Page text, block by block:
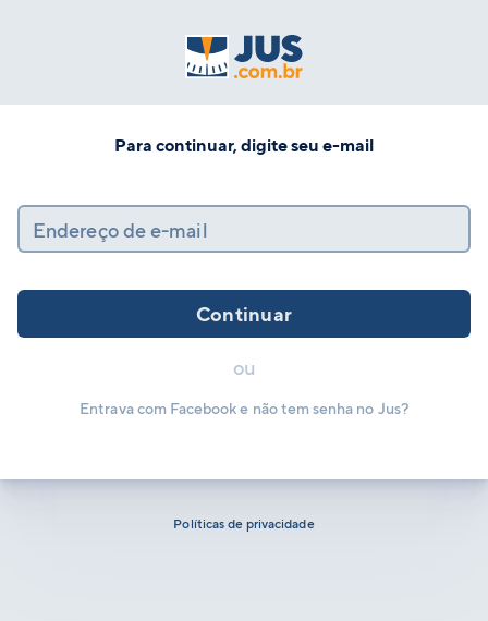
Para continuar, digite seu e-mail
Endereço de e-mail
Continuar
ou
Entrava com Facebook e não tem senha no Jus?
Políticas de privacidade